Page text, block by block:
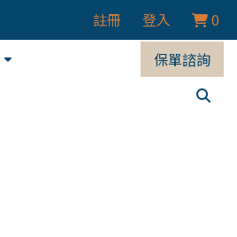
註冊 登入
0
保單諮詢